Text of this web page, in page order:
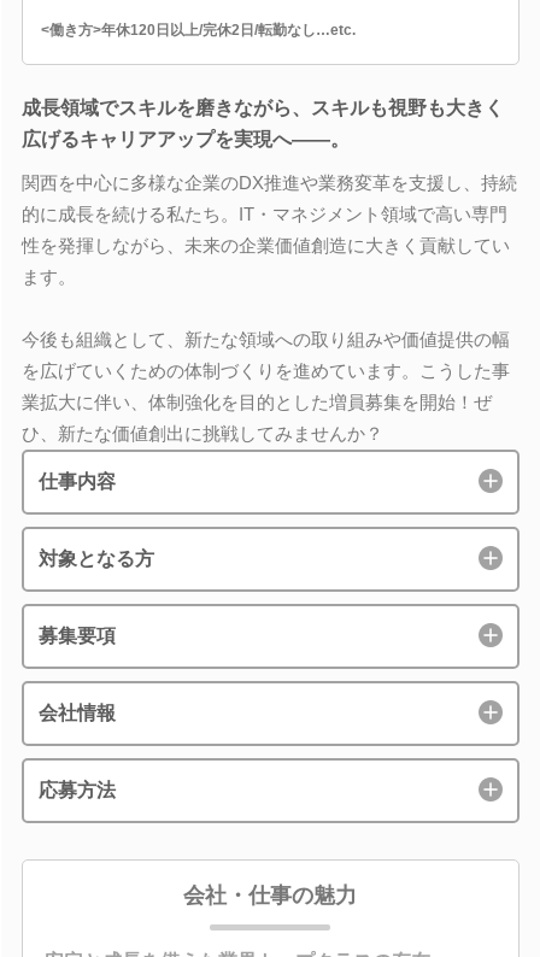
<働き方>年休120日以上/完休2日/転勤なし…etc.
成長領域でスキルを磨きながら、スキルも視野も大きく
広げるキャリアアップを実現へ――。
関西を中心に多様な企業のDX推進や業務変革を支援し、持続
的に成長を続ける私たち。IT・マネジメント領域で高い専門
性を発揮しながら、未来の企業価値創造に大きく貢献してい
ます。
今後も組織として、新たな領域への取り組みや価値提供の幅
を広げていくための体制づくりを進めています。こうした事
業拡大に伴い、体制強化を目的とした増員募集を開始！ぜ
ひ、新たな価値創出に挑戦してみませんか？
仕事内容
対象となる方
募集要項
会社情報
応募方法
会社・仕事の魅力